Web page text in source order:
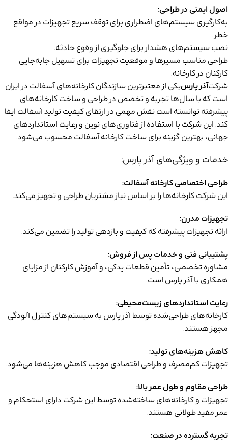
اصول ایمنی در طراحی:
به‌کارگیری سیستم‌های اضطراری برای توقف سریع تجهیزات در مواقع
خطر.
نصب سیستم‌های هشدار برای جلوگیری از وقوع حادثه.
طراحی مناسب مسیرها و موقعیت تجهیزات برای تسهیل جابه‌جایی
کارکنان در کارخانه.
شرکتآذر پارسیکی از معتبرترین سازندگان کارخانه‌های آسفالت در ایران
است که با سال‌ها تجربه و تخصص در طراحی و ساخت کارخانه‌های
پیشرفته توانسته است نقش مهمی در ارتقای کیفیت تولید آسفالت ایفا
کند. این شرکت با استفاده از فناوری‌های نوین و رعایت استانداردهای
جهانی، بهترین گزینه برای ساخت کارخانه آسفالت محسوب می‌شود.
خدمات و ویژگی‌های آذر پارس:
طراحی اختصاصی کارخانه آسفالت:
این شرکت کارخانه‌ها را بر اساس نیاز مشتریان طراحی و تجهیز می‌کند.
تجهیزات مدرن:
ارائه تجهیزات پیشرفته که کیفیت و بازدهی تولید را تضمین می‌کند.
پشتیبانی فنی و خدمات پس از فروش:
مشاوره تخصصی، تأمین قطعات یدکی، و آموزش کارکنان از مزایای
همکاری با آذر پارس است.
رعایت استانداردهای زیست‌محیطی:
کارخانه‌های طراحی‌شده توسط آذر پارس به سیستم‌های کنترل آلودگی
مجهز هستند.
کاهش هزینه‌های تولید:
تجهیزات کم‌مصرف و طراحی اقتصادی موجب کاهش هزینه‌ها می‌شود.
طراحی مقاوم و طول عمر بالا:
تجهیزات و کارخانه‌های ساخته‌شده توسط این شرکت دارای استحکام و
عمر مفید طولانی هستند.
تجربه گسترده در صنعت: